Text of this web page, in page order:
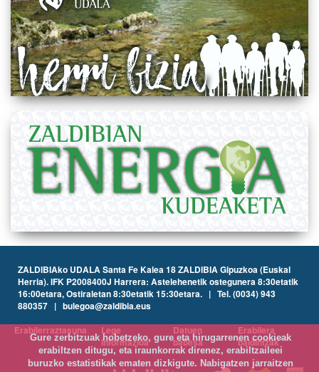
ZALDIBIAko UDALA Santa Fe Kalea 18 ZALDIBIA Gipuzkoa (Euskal
Herria). IFK P2008400J Harrera: Astelehenetik ostegunera 8:30etatik
16:00etara, Ostiraletan 8:30etatik 15:30etara. | Tel. (0034) 943
880357 | bulegoa@zaldibia.eus
Erabilerraztasuna
Lege
informazioa
Datuen
babesa
Erabilera
baldintzak
Gure zerbitzuak hobetzeko, gure eta hirugarrenen cookieak
erabiltzen ditugu, eta iraunkorrak direnez, erabiltzaileei
buruzko estatistikak ematen dizkigute. Nabigatzen jarraitzen